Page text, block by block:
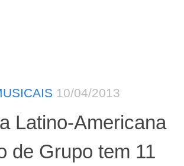
10/04/2013
Latino-Americana
de Grupo tem 11